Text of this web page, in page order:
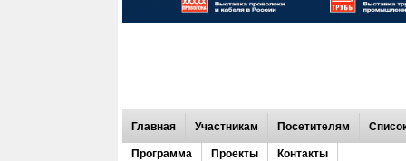
Главная Участникам Посетителям
Программа Проекты Контакты